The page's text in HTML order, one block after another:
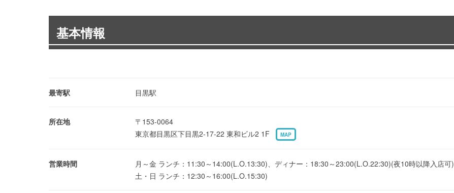
基本情報
最寄駅 目黒駅
所在地
〒153-0064
東京都目黒区下目黒2-17-22 東和ビル2 1F
MAP
営業時間
月～金 ランチ：11:30～14:00(L.O.13:30)、ディナー：18:30～23:00(L.O.22:30)(夜10時以降入店可)
土・日 ランチ：12:30～16:00(L.O.15:30)